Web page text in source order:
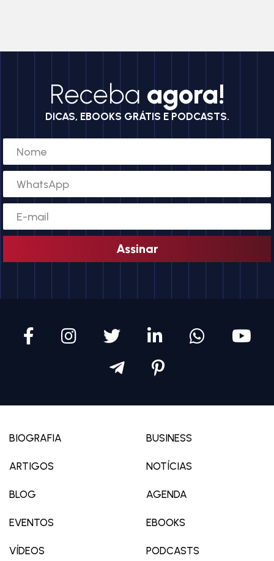
Receba agora!
DICAS, EBOOKS GRÁTIS E PODCASTS.
Assinar
BIOGRAFIA BUSINESS
ARTIGOS NOTÍCIAS
BLOG AGENDA
EVENTOS EBOOKS
VÍDEOS PODCASTS